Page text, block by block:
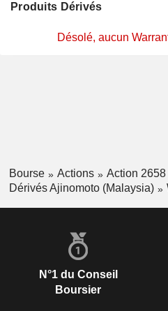
Produits Dérivés
Désolé, aucun
Bourse Actions
Action 2658
Dérivés Ajinomoto (Malaysia)
N°1 du Conseil
Boursier